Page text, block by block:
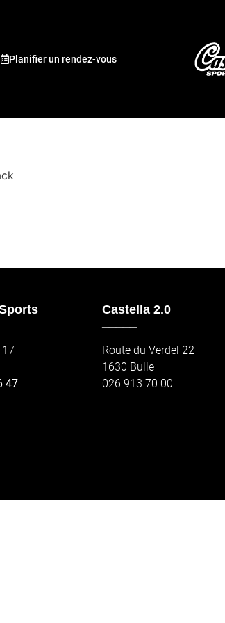
Planifier un rendez-vous
17
47
Castella 2.0
Route du Verdel 22
1630 Bulle
026 913 70 00